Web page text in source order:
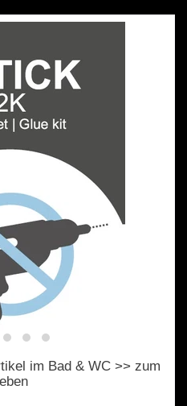
im Bad & WC >> zum